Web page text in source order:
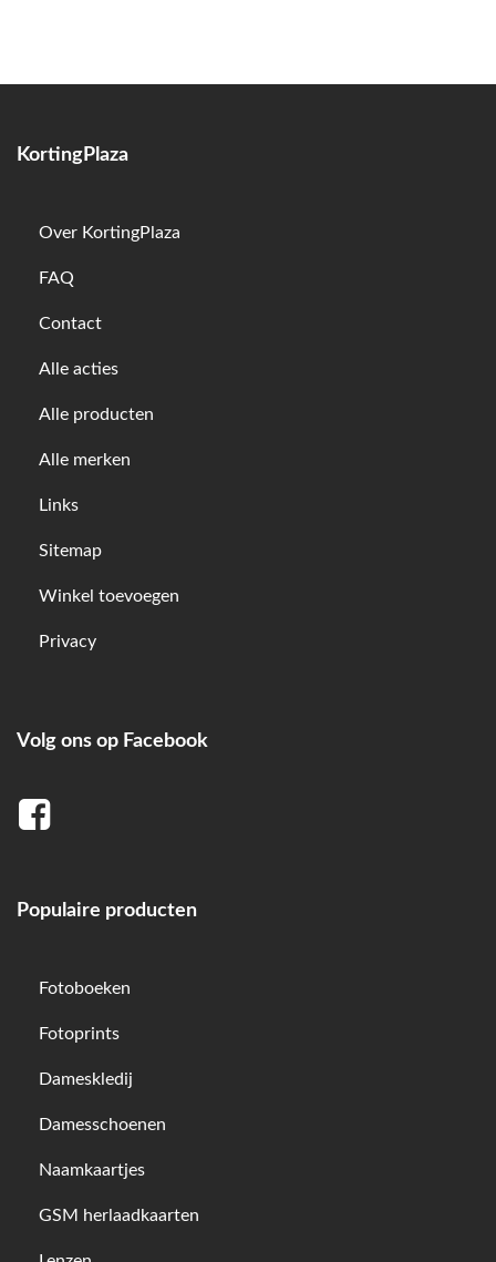
KortingPlaza
Over KortingPlaza
FAQ
Contact
Alle acties
Alle producten
Alle merken
Links
Sitemap
Winkel toevoegen
Privacy
Volg ons op Facebook
Populaire producten
Fotoboeken
Fotoprints
Dameskledij
Damesschoenen
Naamkaartjes
GSM herlaadkaarten